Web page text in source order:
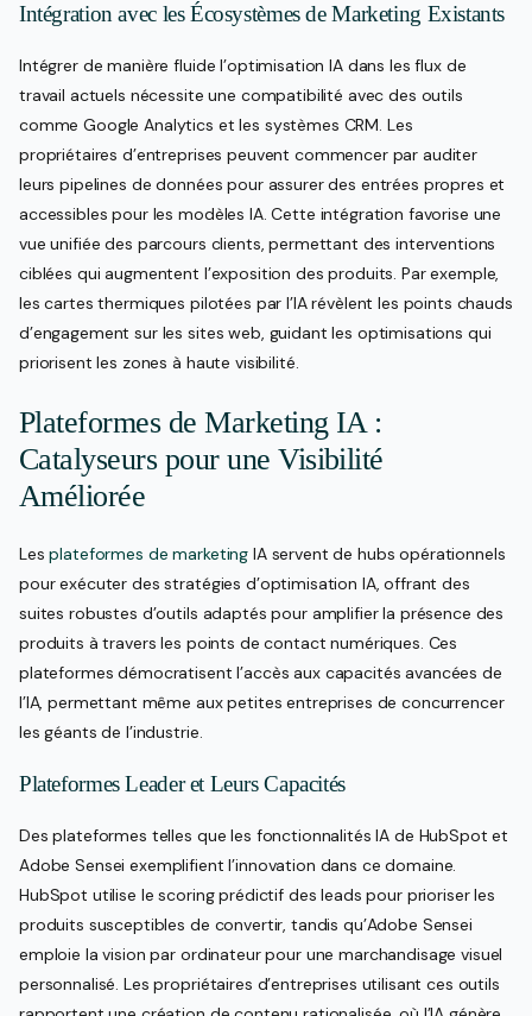
Intégration avec les Écosystèmes de Marketing Existants
Intégrer de manière fluide l’optimisation IA dans les flux de
travail actuels nécessite une compatibilité avec des outils
comme Google Analytics et les systèmes CRM. Les
propriétaires d’entreprises peuvent commencer par auditer
leurs pipelines de données pour assurer des entrées propres et
accessibles pour les modèles IA. Cette intégration favorise une
vue unifiée des parcours clients, permettant des interventions
ciblées qui augmentent l’exposition des produits. Par exemple,
les cartes thermiques pilotées par l’IA révèlent les points chauds
d’engagement sur les sites web, guidant les optimisations qui
priorisent les zones à haute visibilité.
Plateformes de Marketing IA :
Catalyseurs pour une Visibilité
Améliorée
Lesplateformes de marketing IA servent de hubs opérationnels
pour exécuter des stratégies d’optimisation IA, offrant des
suites robustes d’outils adaptés pour amplifier la présence des
produits à travers les points de contact numériques. Ces
plateformes démocratisent l’accès aux capacités avancées de
l’IA, permettant même aux petites entreprises de concurrencer
les géants de l’industrie.
Plateformes Leader et Leurs Capacités
Des plateformes telles que les fonctionnalités IA de HubSpot et
Adobe Sensei exemplifient l’innovation dans ce domaine.
HubSpot utilise le scoring prédictif des leads pour prioriser les
produits susceptibles de convertir, tandis qu’Adobe Sensei
emploie la vision par ordinateur pour une marchandisage visuel
personnalisé. Les propriétaires d’entreprises utilisant ces outils